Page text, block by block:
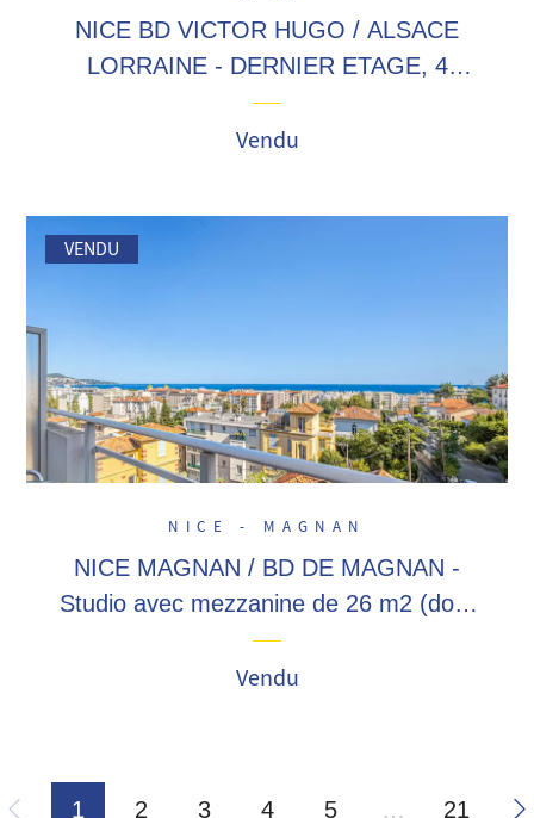
NICE BD VICTOR HUGO / ALSACE
LORRAINE - DERNIER ETAGE, 4
pièces de 112 m2, traversant, terrasse,
balcon, vue panoramique !
Vendu
VENDU
NICE - MAGNAN
NICE MAGNAN / BD DE MAGNAN -
Studio avec mezzanine de 26 m2 (dont
16,44 loi carrez), garage au sous-sol
inclus ! Vue mer panoramique, à
Vendu
1 2 3 4 5 … 21